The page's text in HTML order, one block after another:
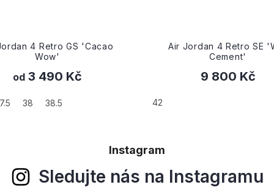
Jordan 4 Retro SE 'Wet
Cement'
9 800 Kč
Wmns Air Jordan 4
'Shimmer'
7 490 Kč
42
Instagram
Sledujte nás na Instagramu